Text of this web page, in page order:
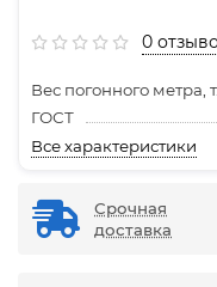
0
Вес погонного метра, т.
ГОСТ
Все характеристики
Срочная
доставка